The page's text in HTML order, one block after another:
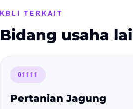
KBLI TERKAIT
Bidang usaha
01111
Pertanian Jagung